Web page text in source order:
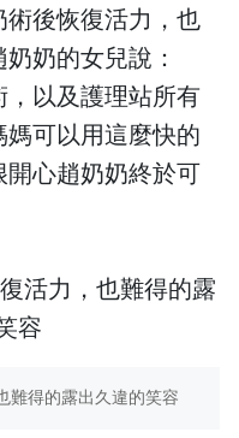
後恢復活力，也
奶的女兒說：
，以及護理站所有
可以用這麼快的
心趙奶奶終於可
難得的露出久違的笑容